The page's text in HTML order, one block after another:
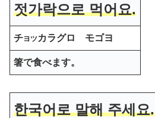
젓가락으로 먹어요.
チヨツカラグロ モゴヨ
箸で食べます。
한국어로 말해 주세요.